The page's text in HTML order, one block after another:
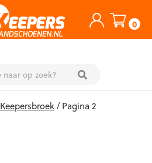
0
Keepersbroek/ Pagina 2